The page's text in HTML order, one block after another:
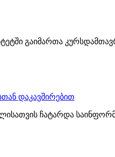
გაიმართა
დაკავშირებით
ჩატარდა